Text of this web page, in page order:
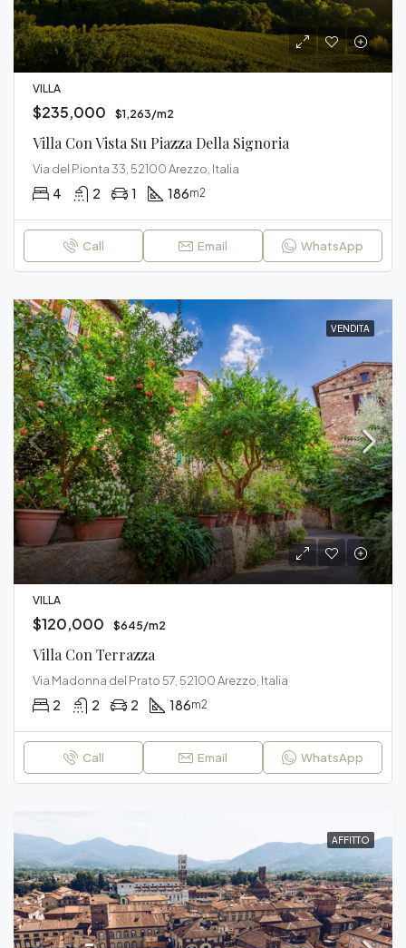
VILLA
$235,000 $1,263/m2
Villa Con Vista Su Piazza Della Signoria
Via del Pionta 33, 52100 Arezzo, Italia
4 2 1 186m2
Call Email WhatsApp
VENDITA
VILLA
$120,000 $645/m2
Villa Con Terrazza
Via Madonna del Prato 57, 52100 Arezzo, Italia
2 2 2 186m2
Call Email WhatsApp
AFFITTO